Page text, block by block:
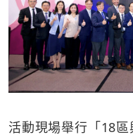
活動現場舉行「18